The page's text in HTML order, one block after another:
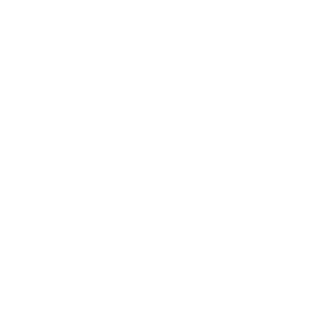
výstupní napětí pro zajištění delší